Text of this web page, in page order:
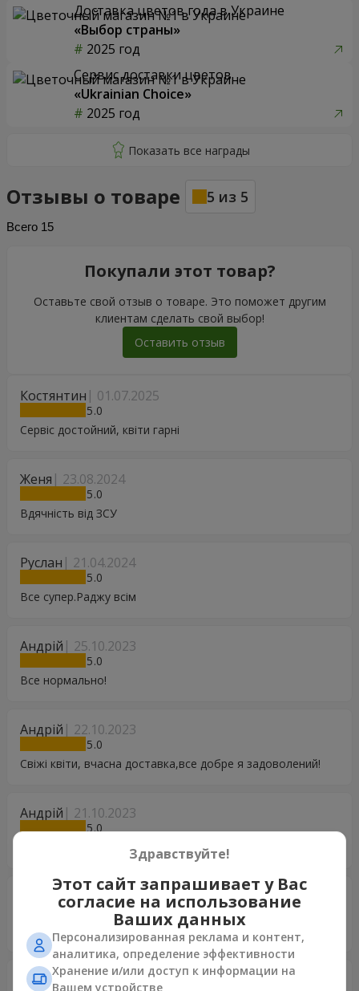
Доставка цветов года в Украине
«Выбор страны»
2025 год
Сервис доставки цветов
«Ukrainian Choice»
2025 год
Отзывы о товаре 5 из 5
Всего 15
Костянтин 01.07.2025
5
Сервіс достойний, квіти гарні
Женя 23.08.2024
5
Вдячність від ЗСУ
Руслан 21.04.2024
5
Все супер.Раджу всім
Андрій 25.10.2023
5
Все нормально!
Андрій 22.10.2023
5
Свіжі квіти, вчасна доставка,все добре я задоволений!
Андрій 21.10.2023
5
В цілому все пройшло добре!
Андрей 07.10.2023
5
Дякую. Все супер. Рекомендую.
Наталя 01.10.2023
Покупали этот товар?
Оставьте свой отзыв о товаре. Это поможет другим
клиентам сделать свой выбор!
Оставить отзыв
Здравствуйте!
Этот сайт запрашивает у Вас
согласие на использование
Ваших данных
Персонализированная реклама и контент,
аналитика, определение эффективности
Хранение и/или доступ к информации на
Вашем устройстве